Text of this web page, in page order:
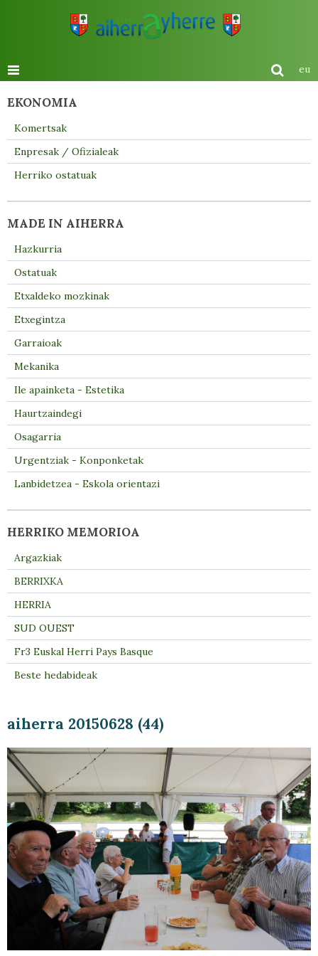
eu
aiherra 20150628 (44)
EKONOMIA
Komertsak
Enpresak / Ofizialeak
Herriko ostatuak
MADE IN AIHERRA
Hazkurria
Ostatuak
Etxaldeko mozkinak
Etxegintza
Garraioak
Mekanika
Ile apainketa - Estetika
Haurtzaindegi
Osagarria
Urgentziak - Konponketak
Lanbidetzea - Eskola orientazi
HERRIKO MEMORIOA
Argazkiak
BERRIXKA
HERRIA
SUD OUEST
Fr3 Euskal Herri Pays Basque
Beste hedabideak